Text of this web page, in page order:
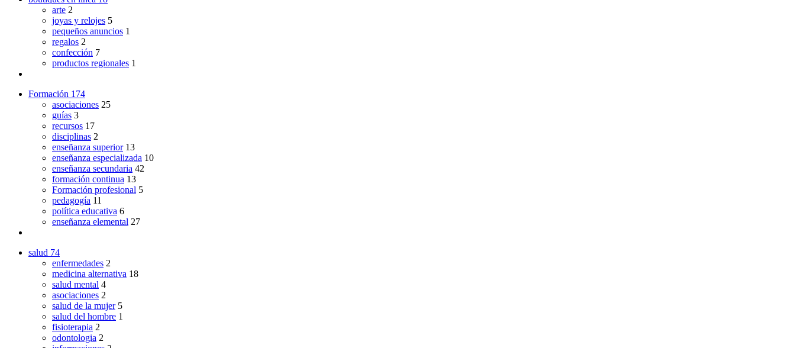
arte 2
joyas y relojes 5
pequeños anuncios 1
regalos 2
confección 7
productos regionales 1
Formación 174
asociaciones 25
guías 3
recursos 17
disciplinas 2
enseñanza superior 13
enseñanza especializada 10
enseñanza secundaria 42
formación continua 13
Formación profesional 5
pedagogía 11
política educativa 6
enseñanza elemental 27
salud 74
enfermedades 2
medicina alternativa 18
salud mental 4
asociaciones 2
salud de la mujer 5
salud del hombre 1
fisioterapia 2
odontologia 2